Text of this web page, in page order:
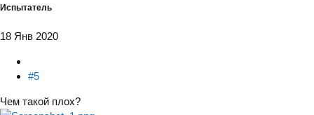
Испытатель
18 Янв 2020
#5
Чем такой плох?